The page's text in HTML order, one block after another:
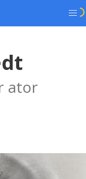
ator